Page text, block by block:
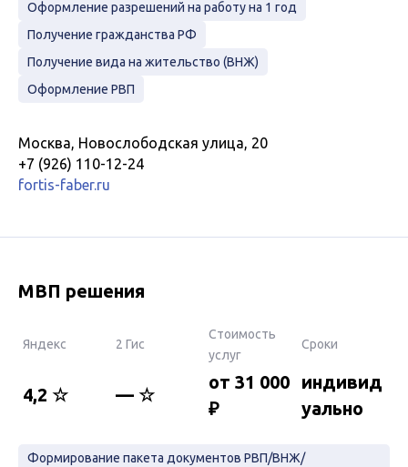
Оформление разрешений на работу на 1 год
Получение гражданства РФ
Получение вида на жительство (ВНЖ)
Оформление РВП
Москва, Новослободская улица, 20
+7 (926) 110-12-24
fortis-faber.ru
МВП решения
Яндекс 2 Гис
Стоимость
услуг
Сроки
4,2 ☆ — ☆
от 31 000
₽
индивид
уально
Формирование пакета документов РВП/ВНЖ/